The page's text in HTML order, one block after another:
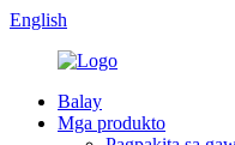
English
Balay
Mga produkto